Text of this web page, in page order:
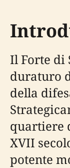
Il Forte di
duraturo
della
quartiere
XVII
potente